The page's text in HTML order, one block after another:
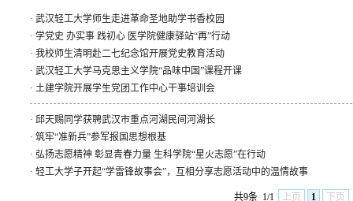
· 武汉轻工大学师生走进革命圣地助学书香校园
· 学党史 办实事 践初心 医学院健康驿站“再”行动
· 我校师生清明赴二七纪念馆开展党史教育活动
· 武汉轻工大学马克思主义学院“品味中国”课程开课
· 土建学院开展学生党团工作中心干事培训会
· 邱天赐同学获聘武汉市重点河湖民间河湖长
· 筑牢“准新兵”参军报国思想根基
· 弘扬志愿精神 彰显青春力量 生科学院“星火志愿”在行动
· 轻工大学子开起“学雷锋故事会”，互相分享志愿活动中的温情故事
共9条 1/1 上页 1 下页